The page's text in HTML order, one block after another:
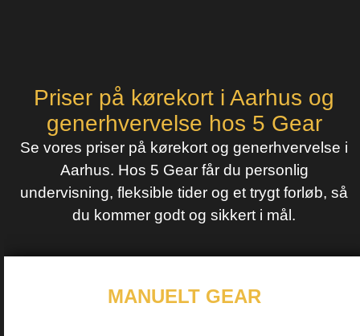
Priser på kørekort i Aarhus og
generhvervelse hos 5 Gear
Se vores priser på kørekort og generhvervelse i
Aarhus. Hos 5 Gear får du personlig
undervisning, fleksible tider og et trygt forløb, så
du kommer godt og sikkert i mål.
MANUELT GEAR